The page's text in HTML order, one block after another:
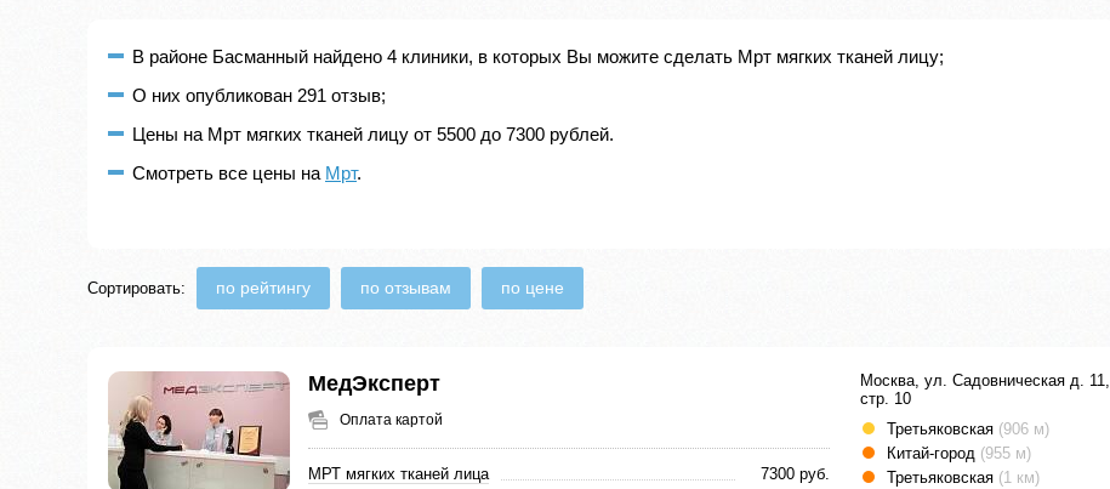
В районе Басманный найдено 4 клиники, в которых Вы можите сделать Мрт мягких тканей лицу;
О них опубликован 291 отзыв;
Цены на Мрт мягких тканей лицу от 5500 до 7300 рублей.
Смотреть все цены на Мрт.
Сортировать: по рейтингу по отзывам по цене
МедЭксперт
Оплата картой
МРТ мягких тканей лица 7300 руб.
Москва, ул. Садовническая д. 11,
стр. 10
Третьяковская (906 м)
Китай-город (955 м)
Третьяковская (1 км)